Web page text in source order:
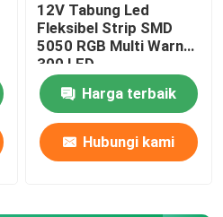
12V Tabung Led
Fleksibel Strip SMD
5050 RGB Multi Warna
300 LED
Harga terbaik
Hubungi kami